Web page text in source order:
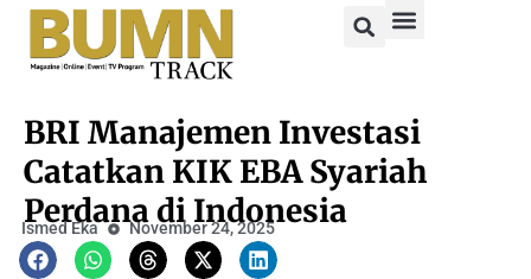
BRI Manajemen Investasi
Catatkan KIK EBA Syariah
Perdana di Indonesia
Ismed Eka November 24, 2025